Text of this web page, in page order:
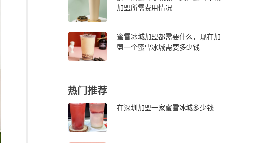
加盟所需费用情况
蜜雪冰城加盟都需要什么，现在加
盟一个蜜雪冰城需要多少钱
热门推荐
在深圳加盟一家蜜雪冰城多少钱